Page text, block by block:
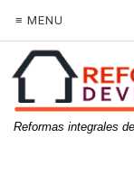
≡ MENU
Reformas integrales